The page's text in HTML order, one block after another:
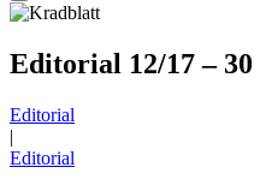
Editorial 12/17 –
Editorial
|
Editorial